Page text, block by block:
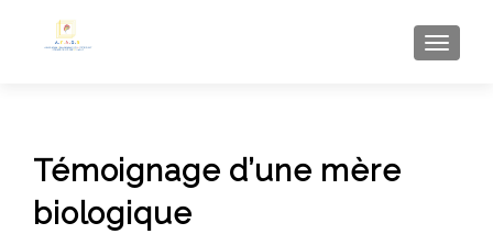
Témoignage d’une mère
biologique